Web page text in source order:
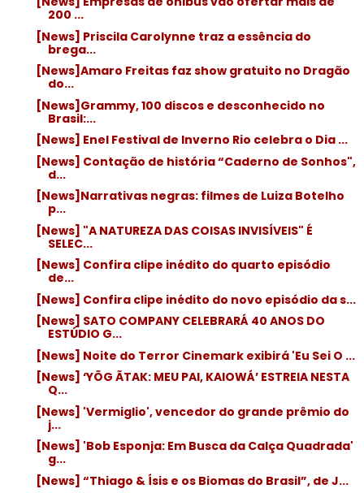
200 ...
[News] Priscila Carolynne traz a essência do
brega...
[News]Amaro Freitas faz show gratuito no Dragão
do...
[News]Grammy, 100 discos e desconhecido no
Brasil:...
[News] Enel Festival de Inverno Rio celebra o Dia ...
[News] Contação de história “Caderno de Sonhos",
d...
[News]Narrativas negras: filmes de Luiza Botelho
p...
[News] "A NATUREZA DAS COISAS INVISÍVEIS" É
SELEC...
[News] Confira clipe inédito do quarto episódio
de...
[News] Confira clipe inédito do novo episódio da s...
[News] SATO COMPANY CELEBRARÁ 40 ANOS DO
ESTÚDIO G...
[News] Noite do Terror Cinemark exibirá 'Eu Sei O ...
[News] ‘YÕG ÃTAK: MEU PAI, KAIOWÁ’ ESTREIA NESTA
Q...
[News] 'Vermiglio', vencedor do grande prêmio do
j...
[News] 'Bob Esponja: Em Busca da Calça Quadrada'
g...
[News] “Thiago & Ísis e os Biomas do Brasil”, de J...